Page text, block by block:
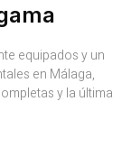
equipados y un
en Málaga,
y la última